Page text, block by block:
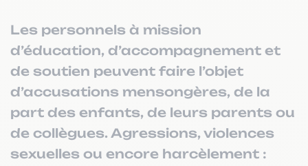
Les personnels à mission
d’éducation, d’accompagnement et
de soutien peuvent faire l’objet
d’accusations mensongères, de la
part des enfants, de leurs parents ou
de collègues. Agressions, violences
sexuelles ou encore harcèlement :